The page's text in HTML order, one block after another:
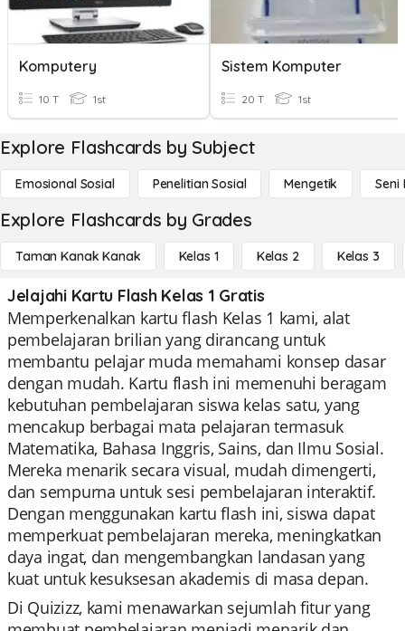
Komputery
10 T 1st
Sistem Komputer
20 T 1st
Explore Flashcards by Subject
Emosional Sosial Penelitian Sosial Mengetik Seni
Explore Flashcards by Grades
Taman Kanak Kanak Kelas 1 Kelas 2 Kelas 3
Jelajahi Kartu Flash Kelas 1 Gratis
Memperkenalkan kartu flash Kelas 1 kami, alat
pembelajaran brilian yang dirancang untuk
membantu pelajar muda memahami konsep dasar
dengan mudah. Kartu flash ini memenuhi beragam
kebutuhan pembelajaran siswa kelas satu, yang
mencakup berbagai mata pelajaran termasuk
Matematika, Bahasa Inggris, Sains, dan Ilmu Sosial.
Mereka menarik secara visual, mudah dimengerti,
dan sempurna untuk sesi pembelajaran interaktif.
Dengan menggunakan kartu flash ini, siswa dapat
memperkuat pembelajaran mereka, meningkatkan
daya ingat, dan mengembangkan landasan yang
kuat untuk kesuksesan akademis di masa depan.
Di Quizizz, kami menawarkan sejumlah fitur yang